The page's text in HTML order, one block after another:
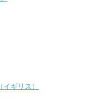
ギリス）